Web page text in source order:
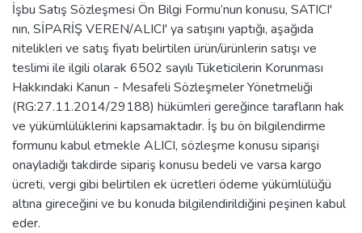
İşbu Satış Sözleşmesi Ön Bilgi Formu’nun konusu, SATICI'
nın, SİPARİŞ VEREN/ALICI' ya satışını yaptığı, aşağıda
nitelikleri ve satış fiyatı belirtilen ürün/ürünlerin satışı ve
teslimi ile ilgili olarak 6502 sayılı Tüketicilerin Korunması
Hakkındaki Kanun - Mesafeli Sözleşmeler Yönetmeliği
(RG:27.11.2014/29188) hükümleri gereğince tarafların hak
ve yükümlülüklerini kapsamaktadır. İş bu ön bilgilendirme
formunu kabul etmekle ALICI, sözleşme konusu siparişi
onayladığı takdirde sipariş konusu bedeli ve varsa kargo
ücreti, vergi gibi belirtilen ek ücretleri ödeme yükümlülüğü
altına gireceğini ve bu konuda bilgilendirildiğini peşinen kabul
eder.